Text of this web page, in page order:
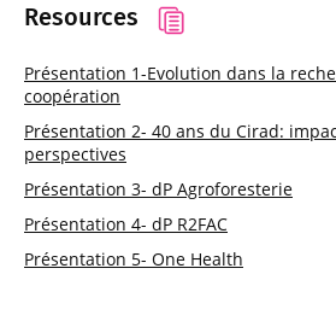
Resources
Présentation 1-Evolution dans la
coopération
Présentation 2- 40 ans du Cirad:
perspectives
Présentation 3- dP Agroforesterie
Présentation 4- dP R2FAC
Présentation 5- One Health